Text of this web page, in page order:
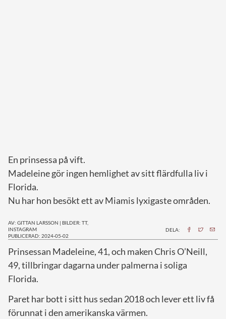
Monacos furstehus
En prinsessa på vift.
Madeleine gör ingen hemlighet av sitt flärdfulla liv i
Florida.
Nu har hon besökt ett av Miamis lyxigaste områden.
AV: GITTAN LARSSON | BILDER: TT,
INSTAGRAM
PUBLICERAD: 2024-05-02
DELA:
Prinsessan Madeleine, 41, och maken Chris O’Neill,
49, tillbringar dagarna under palmerna i soliga
Florida.
Paret har bott i sitt hus sedan 2018 och lever ett liv få
förunnat i den amerikanska värmen.